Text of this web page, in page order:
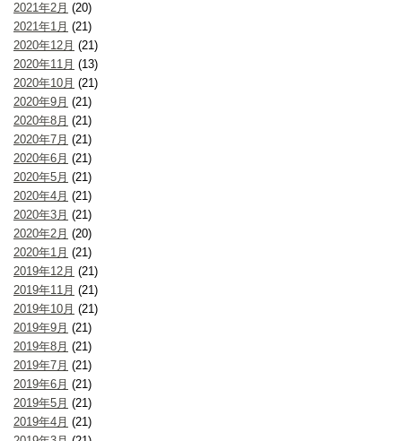
2021年2月 (20)
2021年1月 (21)
2020年12月 (21)
2020年11月 (13)
2020年10月 (21)
2020年9月 (21)
2020年8月 (21)
2020年7月 (21)
2020年6月 (21)
2020年5月 (21)
2020年4月 (21)
2020年3月 (21)
2020年2月 (20)
2020年1月 (21)
2019年12月 (21)
2019年11月 (21)
2019年10月 (21)
2019年9月 (21)
2019年8月 (21)
2019年7月 (21)
2019年6月 (21)
2019年5月 (21)
2019年4月 (21)